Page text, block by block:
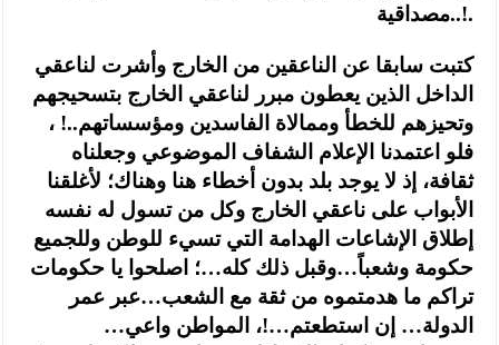
مصداقية..!.
كتبت سابقا عن الناعقين من الخارج وأشرت لناعقي
الداخل الذين يعطون مبرر لناعقي الخارج بتسحيجهم
وتحيزهم للخطأ وممالاة الفاسدين ومؤسساتهم..! ،
فلو اعتمدنا الإعلام الشفاف الموضوعي وجعلناه
ثقافة، إذ لا يوجد بلد بدون أخطاء هنا وهناك؛ لأغلقنا
الأبواب على ناعقي الخارج وكل من تسول له نفسه
إطلاق الإشاعات الهدامة التي تسيء للوطن وللجميع
حكومة وشعباً…وقبل ذلك كله…؛ اصلحوا يا حكومات
تراكم ما هدمتموه من ثقة مع الشعب…عبر عمر
الدولة… إن استطعتم…!، المواطن واعي…